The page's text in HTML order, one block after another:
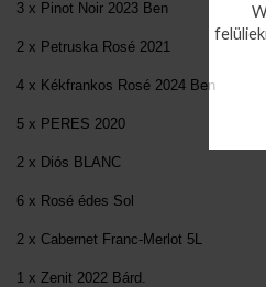
3 x Pinot Noir 2023 Ben
2 x Petruska Rosé 2021
4 x Kékfrankos Rosé 2024 Ben
5 x PERES 2020
2 x Diós BLANC
6 x Rosé édes Sol
2 x Cabernet Franc-Merlot 5L
1 x Zenit 2022 Bárd.